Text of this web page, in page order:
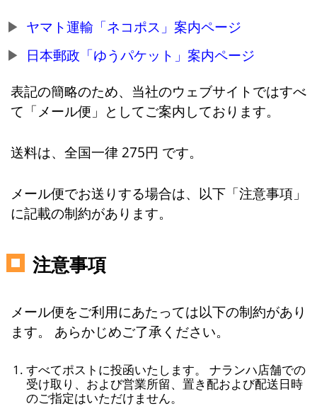
ヤマト運輸「ネコポス」案内ページ
日本郵政「ゆうパケット」案内ページ
表記の簡略のため、当社のウェブサイトではすべ
て「メール便」としてご案内しております。
送料は、全国一律 275円 です。
メール便でお送りする場合は、以下「注意事項」
に記載の制約があります。
注意事項
メール便をご利用にあたっては以下の制約があり
ます。 あらかじめご了承ください。
すべてポストに投函いたします。 ナランハ店舗での
受け取り、および営業所留、置き配および配送日時
のご指定はいただけません。